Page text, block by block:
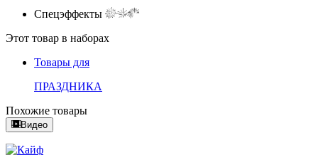
Спецэффекты
Этот товар в наборах
Товары для
ПРАЗДНИКА
Похожие товары
Видео